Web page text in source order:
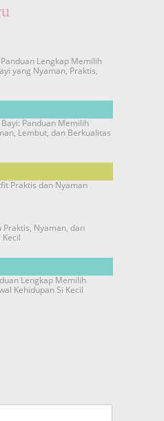
Lengkap Memilih
yang Nyaman, Praktis,
Panduan Memilih
Lembut, dan Berkualitas
Praktis dan Nyaman
Praktis, Nyaman, dan
Lengkap Memilih
Kehidupan Si Kecil